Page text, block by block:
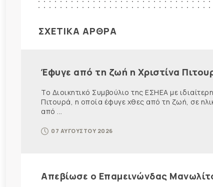
ΣΧΕΤΙΚΑ ΑΡΘΡΑ
Έφυγε από τη ζωή η Χριστίνα
Το Διοικητικό Συμβούλιο της ΕΣΗΕΑ με
Πιτουρά, η οποία έφυγε χθες από τη ζωή, σε
από ...
07 ΑΥΓΟΥΣΤΟΥ 2026
Απεβίωσε ο Επαμεινώνδας